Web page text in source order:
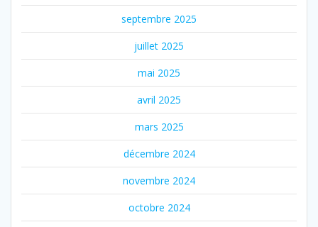
septembre 2025
juillet 2025
mai 2025
avril 2025
mars 2025
décembre 2024
novembre 2024
octobre 2024